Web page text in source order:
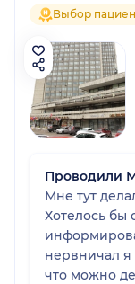
Выбор
Проводили
Мне тут
Хотелось бы
нервничал я
что можно